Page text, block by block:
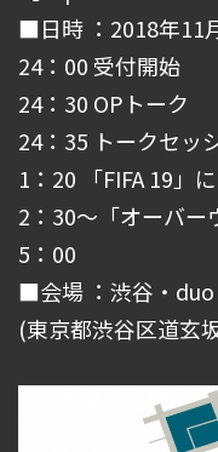
■日時 ：2018年11
24：00 受付開始
24：30 OPトーク
24：35 トークセッ
1：20 「FIFA 19」
2：30～「オーバー
5：00
■会場 ：渋谷・duo
(東京都渋谷区道玄